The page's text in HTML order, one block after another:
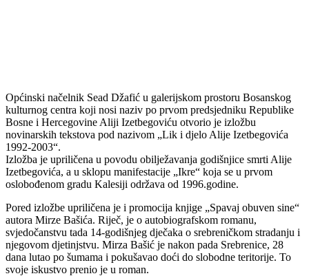
Općinski načelnik Sead Džafić u galerijskom prostoru Bosanskog
kulturnog centra koji nosi naziv po prvom predsjedniku Republike
Bosne i Hercegovine Aliji Izetbegoviću otvorio je izložbu
novinarskih tekstova pod nazivom „Lik i djelo Alije Izetbegovića
1992-2003“.
Izložba je upriličena u povodu obilježavanja godišnjice smrti Alije
Izetbegovića, a u sklopu manifestacije „Ikre“ koja se u prvom
oslobođenom gradu Kalesiji održava od 1996.godine.
Pored izložbe upriličena je i promocija knjige „Spavaj obuven sine“
autora Mirze Bašića. Riječ, je o autobiografskom romanu,
svjedočanstvu tada 14-godišnjeg dječaka o srebreničkom stradanju i
njegovom djetinjstvu. Mirza Bašić je nakon pada Srebrenice, 28
dana lutao po šumama i pokušavao doći do slobodne teritorije. To
svoje iskustvo prenio je u roman.